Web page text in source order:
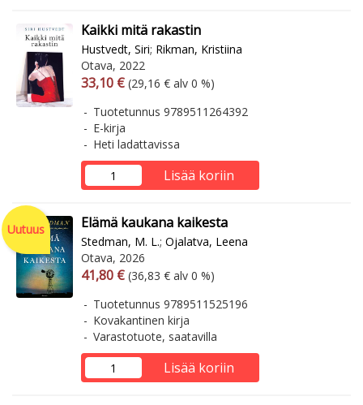
Kaikki mitä rakastin
Hustvedt, Siri; Rikman, Kristiina
Otava, 2022
Arvonlisäverollinen hinta
33,10 € Arvonlisäveroton hinta
(29,16 € alv 0 %)
Tuotetunnus 9789511264392
E-kirja
Heti ladattavissa
Lisää koriin
Uutuus Elämä kaukana kaikesta
Stedman, M. L.; Ojalatva, Leena
Otava, 2026
Arvonlisäverollinen hinta
41,80 € Arvonlisäveroton hinta
(36,83 € alv 0 %)
Tuotetunnus 9789511525196
Kovakantinen kirja
Varastotuote, saatavilla
Lisää koriin